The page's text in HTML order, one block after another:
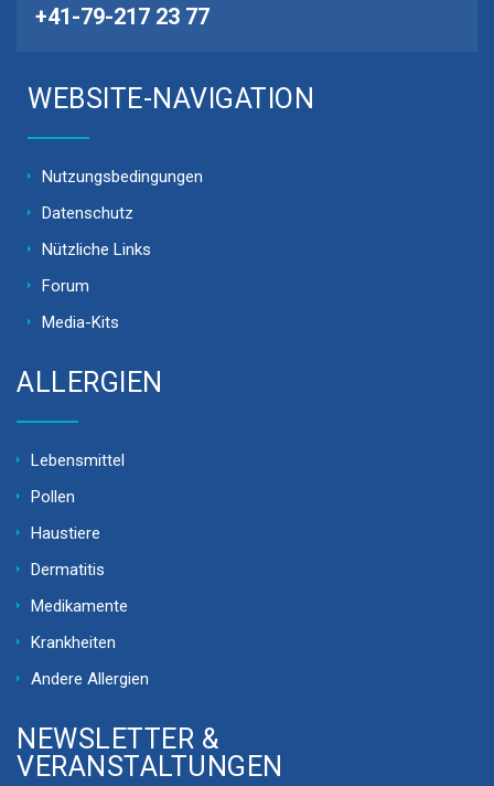
+41-79-217 23 77
WEBSITE-NAVIGATION
Nutzungsbedingungen
Datenschutz
Nützliche Links
Forum
Media-Kits
ALLERGIEN
Lebensmittel
Pollen
Haustiere
Dermatitis
Medikamente
Krankheiten
Andere Allergien
NEWSLETTER &
VERANSTALTUNGEN